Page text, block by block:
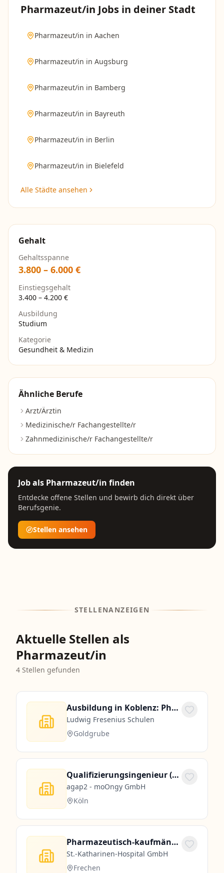
Pharmazeut/in Jobs in deiner Stadt
Pharmazeut/in in Aachen
Pharmazeut/in in Augsburg
Pharmazeut/in in Bamberg
Pharmazeut/in in Bayreuth
Pharmazeut/in in Berlin
Pharmazeut/in in Bielefeld
Alle Städte ansehen
Gehalt
Gehaltsspanne
3.800 – 6.000 €
Einstiegsgehalt
3.400 – 4.200 €
Ausbildung
Studium
Kategorie
Gesundheit & Medizin
Ähnliche Berufe
Arzt/Ärztin
Medizinische/r Fachangestellte/r
Zahnmedizinische/r Fachangestellte/r
Job als Pharmazeut/in finden
Entdecke offene Stellen und bewirb dich direkt über
Berufsgenie.
Stellen ansehen
STELLENANZEIGEN
Aktuelle Stellen als
Pharmazeut/in
4 Stellen gefunden
Ausbildung in Koblenz: Pharmazeutisch-technische/r Assistent/in (PTA)
Ludwig Fresenius Schulen
Goldgrube
Qualifizierungsingenieur (m/w/d) für die Pharmaindustrie
agap2 - moOngy GmbH
Köln
Pharmazeutisch-kaufmännische Angestellte (PKA) (m/w/d) in Vollzeit/Teilzeit
St.-Katharinen-Hospital GmbH
Frechen